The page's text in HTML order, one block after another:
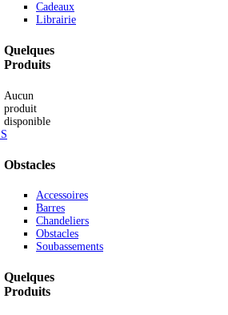
Cadeaux
Librairie
Quelques
Produits
Aucun
produit
disponible
Obstacles
Accessoires
Barres
Chandeliers
Obstacles
Soubassements
Quelques
Produits